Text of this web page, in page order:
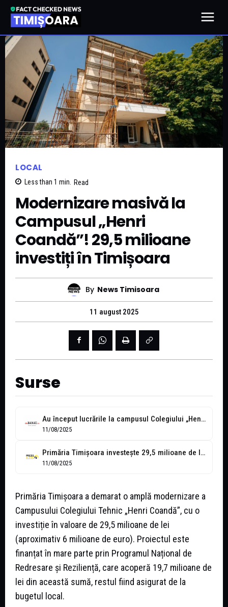
LOCAL
Less than 1 min. Read
Modernizare masivă la
Campusul „Henri
Coandă”! 29,5 milioane
investiți în Timișoara
By News Timisoara
11 august 2025
Surse
Au început lucrările la campusul Colegiului „Henri Coandă”. Valoarea investiţiei este de...
11/08/2025
Primăria Timișoara investește 29,5 milioane de lei în modernizarea Campusului ,,Henri Coandă”
11/08/2025
Primăria Timișoara a demarat o amplă modernizare a
Campusului Colegiului Tehnic „Henri Coandă”, cu o
investiție în valoare de 29,5 milioane de lei
(aproximativ 6 milioane de euro). Proiectul este
finanțat în mare parte prin Programul Național de
Redresare și Reziliență, care acoperă 19,7 milioane de
lei din această sumă, restul fiind asigurat de la
bugetul local.